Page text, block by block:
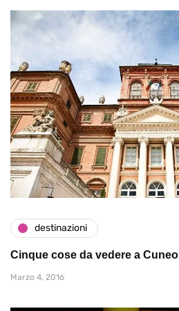
destinazioni
Cinque cose da vedere a Cuneo
Marzo 4, 2016